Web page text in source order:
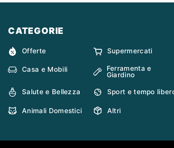
CATEGORIE
Offerte Supermercati
Casa e Mobili
Ferramenta e
Giardino
Salute e Bellezza Sport e tempo
Animali Domestici Altri